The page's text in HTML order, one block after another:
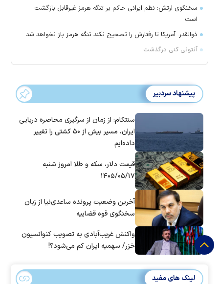
سخنگوی ارتش: نظم ایرانی حاکم بر تنگه هرمز غیرقابل بازگشت
است
ذوالقدر: آمریکا تا رفتارش را تصحیح نکند تنگه هرمز باز نخواهد شد
آنتونی کنی درگذشت
پیشنهاد سردبیر
سنتکام: از زمان از سرگیری محاصره دریایی
ایران، مسیر بیش از ۵۰ کشتی را تغییر
داده‌ایم
قیمت دلار، سکه و طلا امروز شنبه
۱۴۰۵/۰۵/۱۷
آخرین وضعیت پرونده ساعدی‌نیا از زبان
سخنگوی قوه قضاییه
واکنش غریب‌آبادی به تصویب کنوانسیون
خزر/ سهمیه ایران کم می‌شود؟!
لینک های مفید